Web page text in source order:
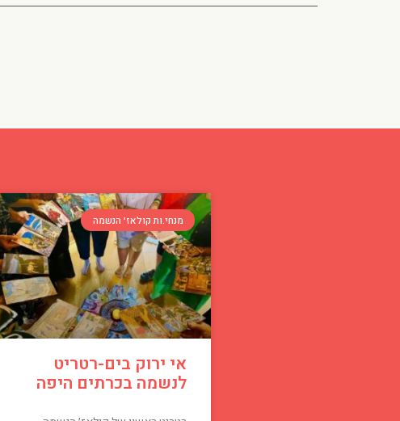
מנחי.ות קולאז׳ הנשמה
אי ירוק בים-רטריט
לנשמה בכרתים היפה